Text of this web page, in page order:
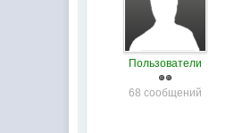
Пользователи
68 сообщений